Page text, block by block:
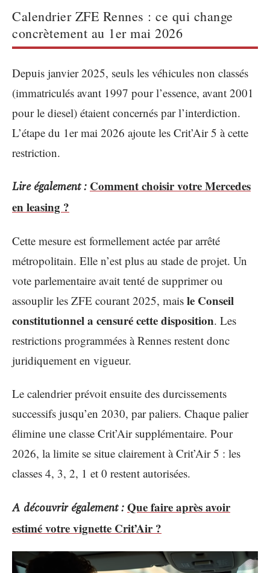
Calendrier ZFE Rennes : ce qui change
concrètement au 1er mai 2026
Depuis janvier 2025, seuls les véhicules non classés
(immatriculés avant 1997 pour l’essence, avant 2001
pour le diesel) étaient concernés par l’interdiction.
L’étape du 1er mai 2026 ajoute les Crit’Air 5 à cette
restriction.
Lire également : Comment choisir votre Mercedes
en leasing ?
Cette mesure est formellement actée par arrêté
métropolitain. Elle n’est plus au stade de projet. Un
vote parlementaire avait tenté de supprimer ou
assouplir les ZFE courant 2025, mais le Conseil
constitutionnel a censuré cette disposition. Les
restrictions programmées à Rennes restent donc
juridiquement en vigueur.
Le calendrier prévoit ensuite des durcissements
successifs jusqu’en 2030, par paliers. Chaque palier
élimine une classe Crit’Air supplémentaire. Pour
2026, la limite se situe clairement à Crit’Air 5 : les
classes 4, 3, 2, 1 et 0 restent autorisées.
A découvrir également :Que faire après avoir
estimé votre vignette Crit’Air ?